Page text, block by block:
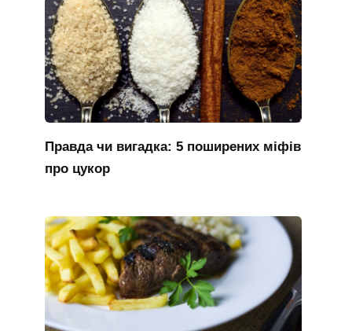
Правда чи вигадка: 5 поширених міфів
про цукор